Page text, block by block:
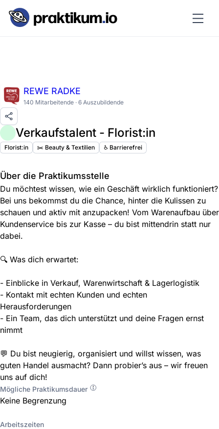
REWE RADKE
140 Mitarbeitende · 6 Auszubildende
Verkaufstalent - Florist:in
Florist:in ✂️ Beauty & Textilien ♿️ Barrierefrei
Über die Praktikumsstelle
Du möchtest wissen, wie ein Geschäft wirklich funktioniert?
Bei uns bekommst du die Chance, hinter die Kulissen zu
schauen und aktiv mit anzupacken! Vom Warenaufbau über
Kundenservice bis zur Kasse – du bist mittendrin statt nur
dabei.
🔍 Was dich erwartet:
- Einblicke in Verkauf, Warenwirtschaft & Lagerlogistik
- Kontakt mit echten Kunden und echten
Herausforderungen
- Ein Team, das dich unterstützt und deine Fragen ernst
nimmt
💬 Du bist neugierig, organisiert und willst wissen, was
guten Handel ausmacht? Dann probier’s aus – wir freuen
uns auf dich!
Mögliche Praktikumsdauer
Keine Begrenzung
Arbeitszeiten